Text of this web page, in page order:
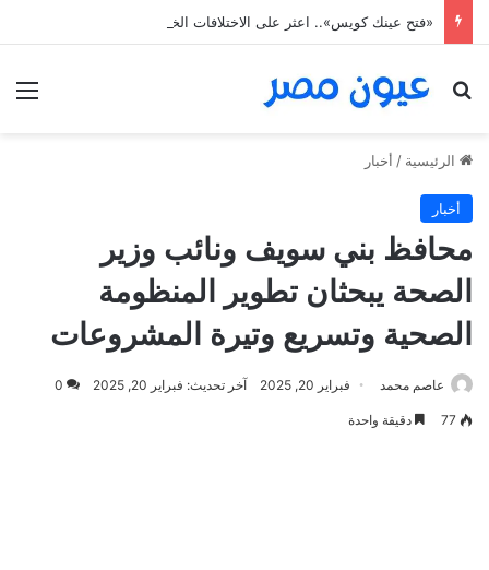
بحث عن
الرئيسية / أخبار
أخبار
محافظ بني سويف ونائب وزير
الصحة يبحثان تطوير المنظومة
الصحية وتسريع وتيرة المشروعات
عاصم محمد فبراير 20, 2025 آخر تحديث: فبراير 20, 2025 0
77 دقيقة واحدة